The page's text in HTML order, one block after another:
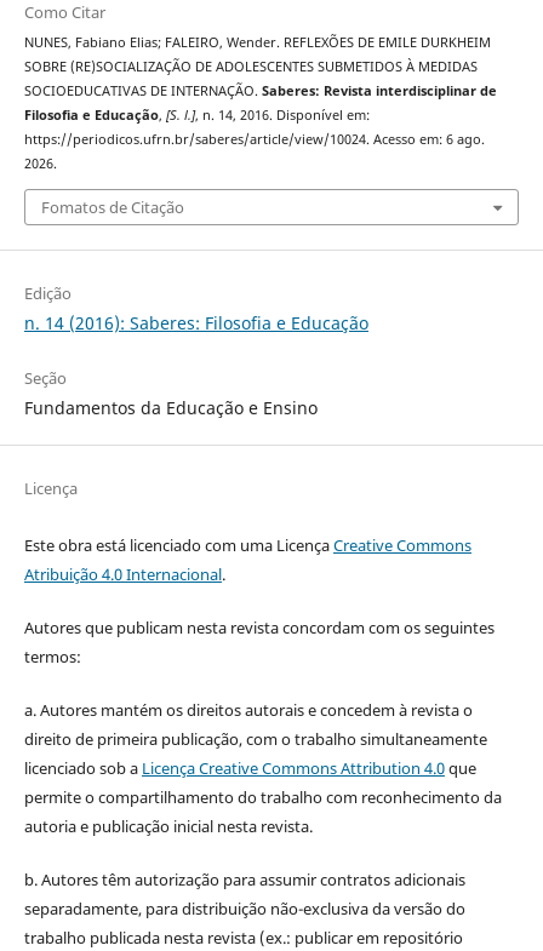
Como Citar
NUNES, Fabiano Elias; FALEIRO, Wender. REFLEXÕES DE EMILE DURKHEIM
SOBRE (RE)SOCIALIZAÇÃO DE ADOLESCENTES SUBMETIDOS À MEDIDAS
SOCIOEDUCATIVAS DE INTERNAÇÃO. Saberes: Revista interdisciplinar de
Filosofia e Educação, [S. l.], n. 14, 2016. Disponível em:
https://periodicos.ufrn.br/saberes/article/view/10024. Acesso em: 6 ago.
2026.
Fomatos de Citação
Edição
n. 14 (2016): Saberes: Filosofia e Educação
Seção
Fundamentos da Educação e Ensino
Licença
Este obra está licenciado com uma LicençaCreative Commons
Atribuição 4.0 Internacional.
Autores que publicam nesta revista concordam com os seguintes
termos:
a. Autores mantém os direitos autorais e concedem à revista o
direito de primeira publicação, com o trabalho simultaneamente
licenciado sob a Licença Creative Commons Attribution 4.0que
permite o compartilhamento do trabalho com reconhecimento da
autoria e publicação inicial nesta revista.
b. Autores têm autorização para assumir contratos adicionais
separadamente, para distribuição não-exclusiva da versão do
trabalho publicada nesta revista (ex.: publicar em repositório